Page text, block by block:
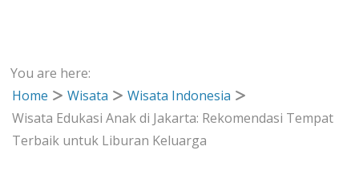
You are here:
Home
Wisata
Wisata Indonesia
Wisata Edukasi Anak di Jakarta: Rekomendasi Tempat
Terbaik untuk Liburan Keluarga